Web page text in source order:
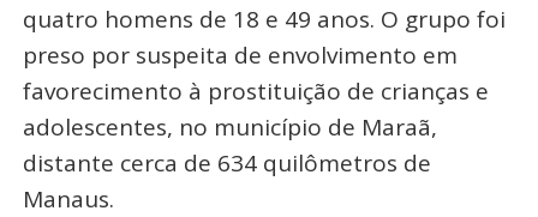
quatro homens de 18 e 49 anos. O grupo foi
preso por suspeita de envolvimento em
favorecimento à prostituição de crianças e
adolescentes, no município de Maraã,
distante cerca de 634 quilômetros de
Manaus.